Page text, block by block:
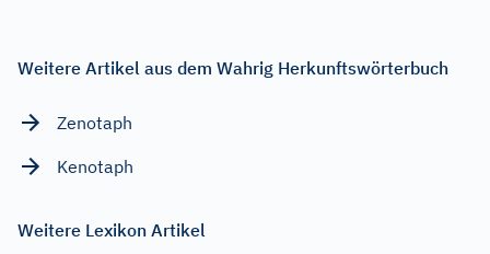
Weitere Artikel aus dem Wahrig Herkunftswörterbuch
Zenotaph
Kenotaph
Weitere Lexikon Artikel